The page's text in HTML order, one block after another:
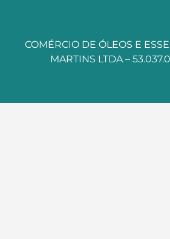
COMÉRCIO DE ÓLEOS E
MARTINS LTDA –